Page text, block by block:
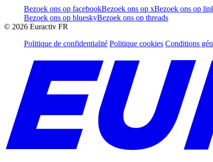
Bezoek ons op facebookBezoek ons op xBezoek ons op
Bezoek ons op blueskyBezoek ons op threads
© 2026 Euractiv FR
Politique de confidentialité Politique cookies Conditions